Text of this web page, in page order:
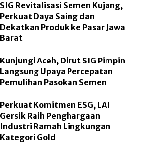
SIG Revitalisasi Semen Kujang,
Perkuat Daya Saing dan
Dekatkan Produk ke Pasar Jawa
Barat
Kunjungi Aceh, Dirut SIG Pimpin
Langsung Upaya Percepatan
Pemulihan Pasokan Semen
Perkuat Komitmen ESG, LAI
Gersik Raih Penghargaan
Industri Ramah Lingkungan
Kategori Gold